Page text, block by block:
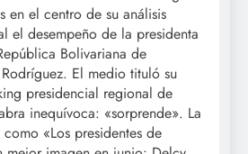
en el centro de su análisis
el desempeño de la presidenta
Bolivariana de
El medio tituló su
presidencial regional de
inequívoca: «sorprende». La
«Los presidentes de